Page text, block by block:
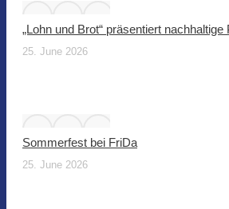
„Lohn und Brot“ präsentiert
25. June 2026
Sommerfest bei FriDa
25. June 2026